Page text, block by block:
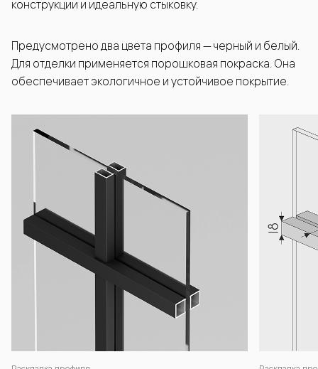
конструкции и идеальную стыковку.
Предусмотрено два цвета профиля — черный и белый.
Для отделки применяется порошковая покраска. Она
обеспечивает экологичное и устойчивое покрытие.